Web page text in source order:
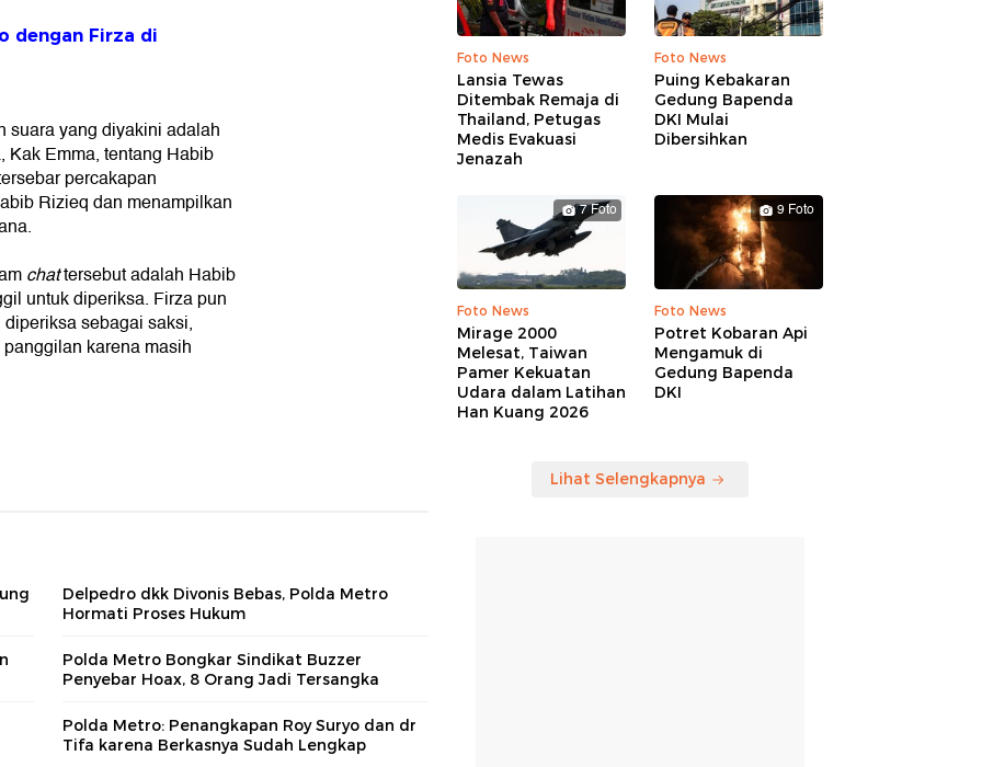
dengan Firza di
suara yang diyakini adalah
Kak Emma, tentang Habib
percakapan
Rizieq dan menampilkan
chattersebut adalah Habib
untuk diperiksa. Firza pun
sebagai saksi,
karena masih
Delpedro dkk Divonis Bebas, Polda Metro
Hormati Proses Hukum
Polda Metro Bongkar Sindikat Buzzer
Penyebar Hoax, 8 Orang Jadi Tersangka
Polda Metro: Penangkapan Roy Suryo dan dr
Tifa karena Berkasnya Sudah Lengkap
Foto News
Lansia Tewas
Ditembak Remaja di
Thailand, Petugas
Medis Evakuasi
Jenazah
Foto News
Puing Kebakaran
Gedung Bapenda
DKI Mulai
Dibersihkan
7 Foto
Foto News
Mirage 2000
Melesat, Taiwan
Pamer Kekuatan
Udara dalam Latihan
Han Kuang 2026
9 Foto
Foto News
Potret Kobaran Api
Mengamuk di
Gedung Bapenda
DKI
Lihat Selengkapnya